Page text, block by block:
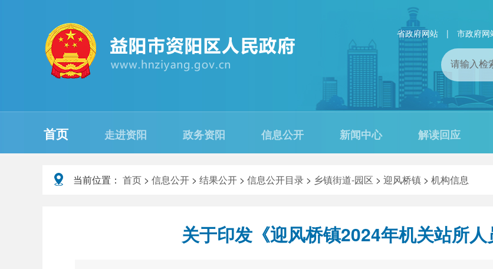
省政府网站 | 市政府网
首页 走进资阳 政务资阳 信息公开 新闻中心 解读回应
当前位置： 首页 > 信息公开 > 结果公开 > 信息公开目录 > 乡镇街道-园区 > 迎风桥镇 > 机构信息
关于印发《迎风桥镇2024年机关站所